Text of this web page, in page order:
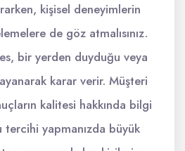
kişisel deneyimlerin
de göz atmalısınız.
bir yerden duyduğu veya
karar verir. Müşteri
kalitesi hakkında bilgi
yapmanızda büyük